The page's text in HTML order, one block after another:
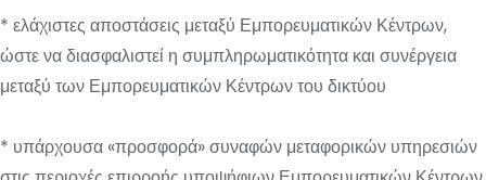
* ελάχιστες αποστάσεις μεταξύ Εμπορευματικών Κέντρων,
ώστε να διασφαλιστεί η συμπληρωματικότητα και συνέργεια
μεταξύ των Εμπορευματικών Κέντρων του δικτύου
* υπάρχουσα «προσφορά» συναφών μεταφορικών υπηρεσιών